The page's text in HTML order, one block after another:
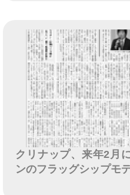
クリナップ、来年2月
ンのフラッグシップモ